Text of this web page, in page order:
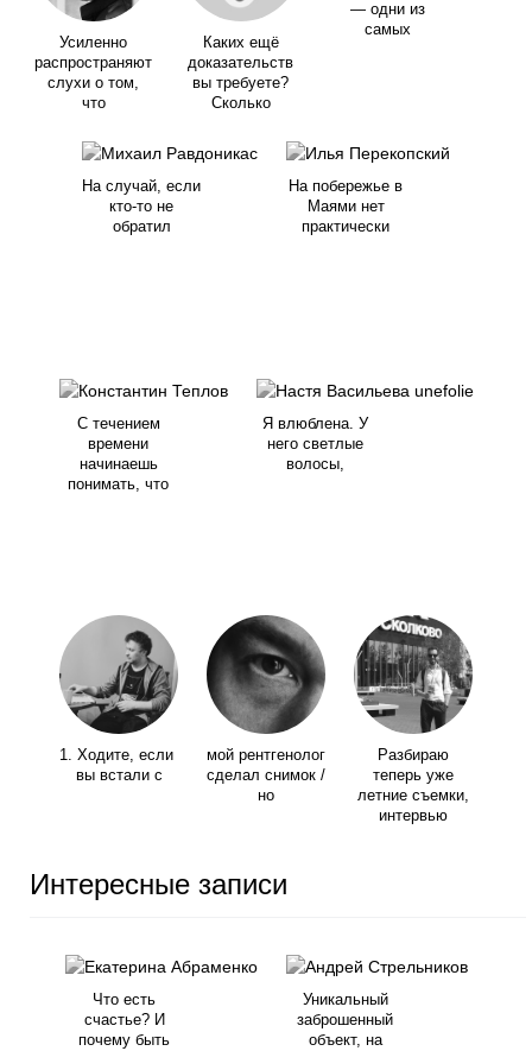
Усиленно
распространяют
слухи о том,
что
Каких ещё
доказательств
вы требуете?
Сколько
— одни из
самых
На случай, если
кто-то не
обратил
На побережье в
Маями нет
практически
С течением
времени
начинаешь
понимать, что
Я влюблена. У
него светлые
волосы,
1. Ходите, если
вы встали с
мой рентгенолог
сделал снимок /
но
Разбираю
теперь уже
летние съемки,
интервью
Интересные записи
Что есть
счастье? И
почему быть
Уникальный
заброшенный
объект, на